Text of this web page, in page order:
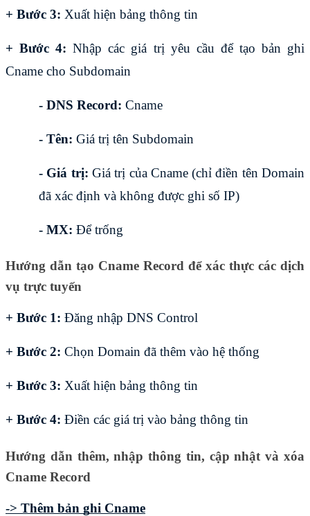
+ Bước 3: Xuất hiện bảng thông tin
+ Bước 4: Nhập các giá trị yêu cầu để tạo bản ghi
Cname cho Subdomain
- DNS Record: Cname
- Tên: Giá trị tên Subdomain
- Giá trị: Giá trị của Cname (chỉ điền tên Domain
đã xác định và không được ghi số IP)
- MX: Để trống
Hướng dẫn tạo Cname Record để xác thực các dịch
vụ trực tuyến
+ Bước 1: Đăng nhập DNS Control
+ Bước 2: Chọn Domain đã thêm vào hệ thống
+ Bước 3: Xuất hiện bảng thông tin
+ Bước 4: Điền các giá trị vào bảng thông tin
Hướng dẫn thêm, nhập thông tin, cập nhật và xóa
Cname Record
-> Thêm bản ghi Cname